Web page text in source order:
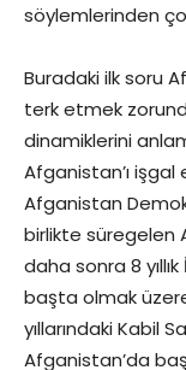
söylemlerinden
Buradaki ilk soru
terk etmek
dinamiklerini
Afganistan’ı işgal
Afganistan
birlikte süregelen
daha sonra 8
başta olmak
yıllarındaki Kabil
Afganistan’da